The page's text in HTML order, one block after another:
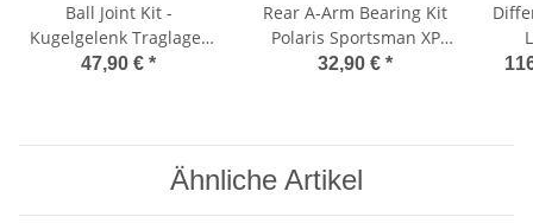
Ball Joint Kit -
Kugelgelenk Traglager
Kit Polaris Sportsman
47,90 € *
Rear A-Arm Bearing Kit
Polaris Sportsman XP
850 EPS 550 EPS für
32,90 € *
Ähnliche Artikel